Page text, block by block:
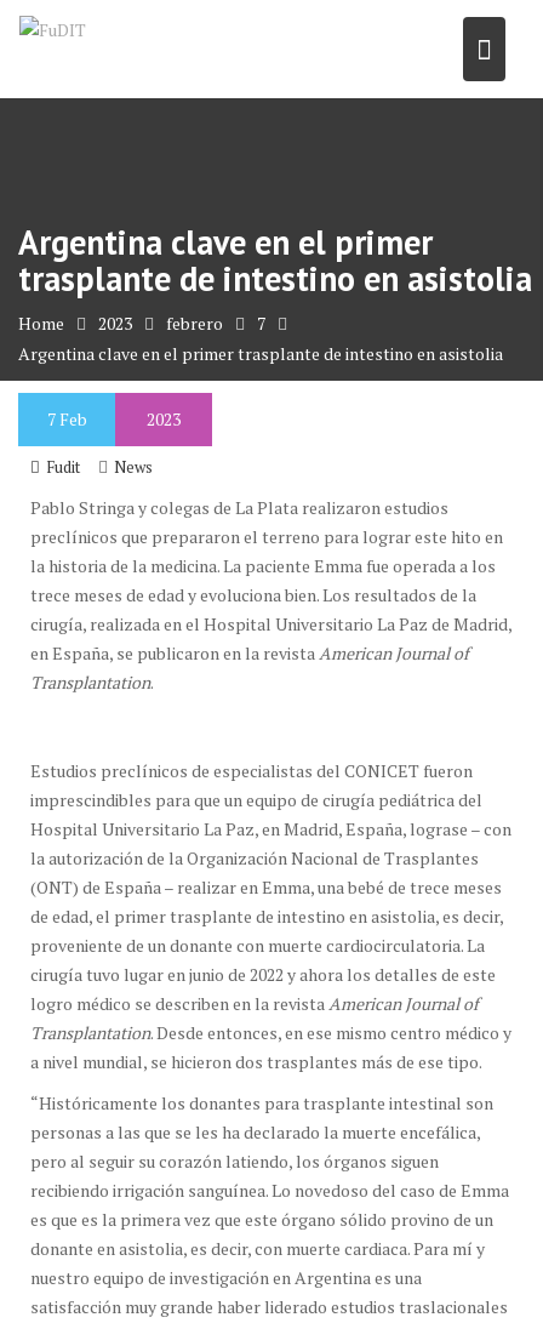
Skip
Argentina clave en el primer
trasplante de intestino en asistolia
Home 2023 febrero
7
Argentina clave en el primer trasplante de intestino en asistolia
7 Feb 2023
Fudit News
Pablo Stringa y colegas de La Plata realizaron estudios
preclínicos que prepararon el terreno para lograr este hito en
la historia de la medicina. La paciente Emma fue operada a los
trece meses de edad y evoluciona bien. Los resultados de la
cirugía, realizada en el Hospital Universitario La Paz de Madrid,
en España, se publicaron en la revistaAmerican Journal of
Transplantation.
Estudios preclínicos de especialistas del CONICET fueron
imprescindibles para que un equipo de cirugía pediátrica del
Hospital Universitario La Paz, en Madrid, España, lograse – con
la autorización de la Organización Nacional de Trasplantes
(ONT) de España – realizar en Emma, una bebé de trece meses
de edad, el primer trasplante de intestino en asistolia, es decir,
proveniente de un donante con muerte cardiocirculatoria. La
cirugía tuvo lugar en junio de 2022 y ahora los detalles de este
logro médico se describen en la revistaAmerican Journal of
Transplantation. Desde entonces, en ese mismo centro médico y
a nivel mundial, se hicieron dos trasplantes más de ese tipo.
“Históricamente los donantes para trasplante intestinal son
personas a las que se les ha declarado la muerte encefálica,
pero al seguir su corazón latiendo, los órganos siguen
recibiendo irrigación sanguínea. Lo novedoso del caso de Emma
es que es la primera vez que este órgano sólido provino de un
donante en asistolia, es decir, con muerte cardiaca. Para mí y
nuestro equipo de investigación en Argentina es una
satisfacción muy grande haber liderado estudios traslacionales